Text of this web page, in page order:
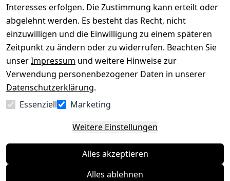
Interesses erfolgen. Die Zustimmung kann erteilt oder
abgelehnt werden. Es besteht das Recht, nicht
einzuwilligen und die Einwilligung zu einem späteren
Zeitpunkt zu ändern oder zu widerrufen. Beachten Sie
unserImpressum und weitere Hinweise zur
Verwendung personenbezogener Daten in unserer
Datenschutzerklärung.
Essenziell
Marketing
Weitere Einstellungen
Alles akzeptieren
Alles ablehnen
Barrierefreihe
itserklärung
Widerrufsrec
ht
Pflege &
Kundendienst
Kiefermöbel
Hilfe
Vertrag
widerrufen